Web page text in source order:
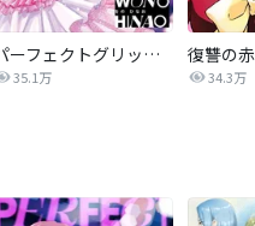
パーフェクトグリッター
35.1万 34.3万